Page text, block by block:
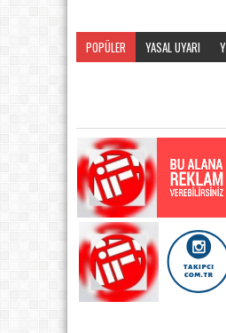
POPÜLER YASAL UYARI